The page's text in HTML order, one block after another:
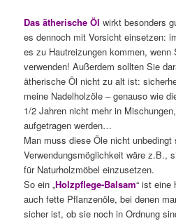
Das ätherische Öl wirkt besonders
es dennoch mit Vorsicht einsetzen:
es zu Hautreizungen kommen, wenn
verwenden! Außerdem sollten Sie
ätherische Öl nicht zu alt ist:
meine Nadelholzöle – genauso wie
1/2 Jahren nicht mehr in
aufgetragen werden…
Man muss diese Öle nicht
Verwendungsmöglichkeit wäre z.B.,
für Naturholzmöbel einzusetzen.
So ein „Holzpflege-Balsam“ ist eine
auch fette Pflanzenöle, bei denen
sicher ist, ob sie noch in Ordnung